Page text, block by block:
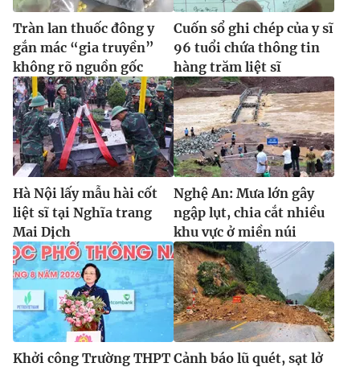
Tràn lan thuốc đông y
gắn mác “gia truyền”
không rõ nguồn gốc
Cuốn sổ ghi chép của y sĩ
96 tuổi chứa thông tin
hàng trăm liệt sĩ
Hà Nội lấy mẫu hài cốt
liệt sĩ tại Nghĩa trang
Mai Dịch
Nghệ An: Mưa lớn gây
ngập lụt, chia cắt nhiều
khu vực ở miền núi
Khởi công Trường THPT Cảnh báo lũ quét, sạt lở